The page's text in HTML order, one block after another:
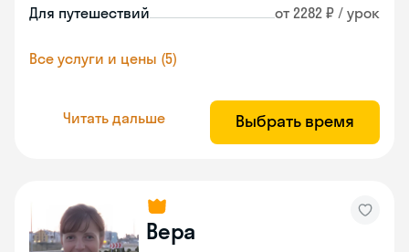
Для путешествий от 2282 ₽ / урок
Все услуги и цены (5)
Читать дальше Выбрать время
Вера